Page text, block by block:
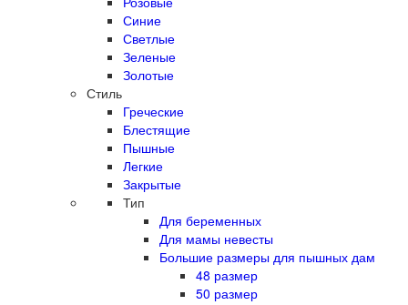
Синие
Светлые
Зеленые
Золотые
Стиль
Греческие
Блестящие
Пышные
Легкие
Закрытые
Тип
Для беременных
Для мамы невесты
Большие размеры для пышных дам
48 размер
50 размер